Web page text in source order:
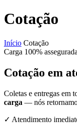
Cotação
Início Cotação
Carga 100%
Cotação em
Coletas e entregas em
carga — nós
✓ Atendimento